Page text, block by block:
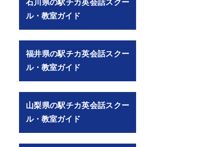
石川県の駅チカ英会話スクー
ル・教室ガイド
福井県の駅チカ英会話スクー
ル・教室ガイド
山梨県の駅チカ英会話スクー
ル・教室ガイド